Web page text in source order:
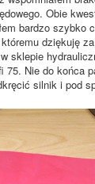
Obie
bardzo szybko
dziękuję
sklepie
Nie do końca
silnik i pod